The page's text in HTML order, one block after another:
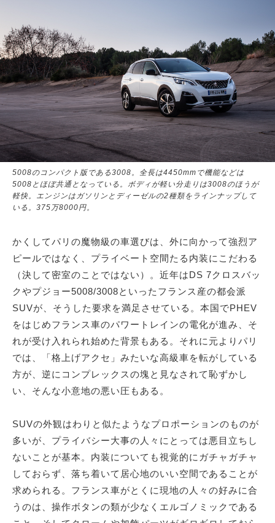
5008のコンパクト版である3008。全長は4450mmで機能などは
5008とほぼ共通となっている。ボディが軽い分走りは3008のほうが
軽快。エンジンはガソリンとディーゼルの2種類をラインナップして
いる。375万8000円。
かくしてパリの魔物級の車選びは、外に向かって強烈ア
ピールではなく、プライベート空間たる内装にこだわる
（決して密室のことではない）。近年はDS 7クロスバッ
クやプジョー5008/3008といったフランス産の都会派
SUVが、そうした要求を満足させている。本国でPHEV
をはじめフランス車のパワートレインの電化が進み、そ
れが受け入れられ始めた背景もある。それに元よりパリ
では、「格上げアクセ」みたいな高級車を転がしている
方が、逆にコンプレックスの塊と見なされて恥ずかし
い、そんな小意地の悪い圧もある。
SUVの外観はわりと似たようなプロポーションのものが
多いが、プライバシー大事の人々にとっては悪目立ちし
ないことが基本。内装についても視覚的にガチャガチャ
しておらず、落ち着いて居心地のいい空間であることが
求められる。フランス車がとくに現地の人々の好みに合
うのは、操作ボタンの類が少なくエルゴノミックである